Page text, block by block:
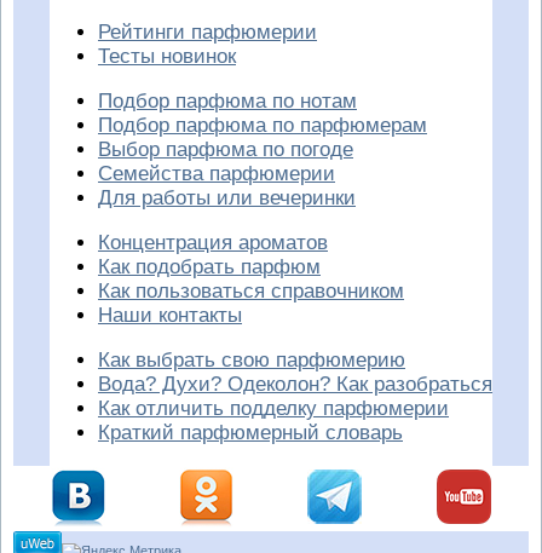
Рейтинги парфюмерии
Тесты новинок
Подбор парфюма по нотам
Подбор парфюма по парфюмерам
Выбор парфюма по погоде
Семейства парфюмерии
Для работы или вечеринки
Концентрация ароматов
Как подобрать парфюм
Как пользоваться справочником
Наши контакты
Как выбрать свою парфюмерию
Вода? Духи? Одеколон? Как разобраться
Как отличить подделку парфюмерии
Краткий парфюмерный словарь